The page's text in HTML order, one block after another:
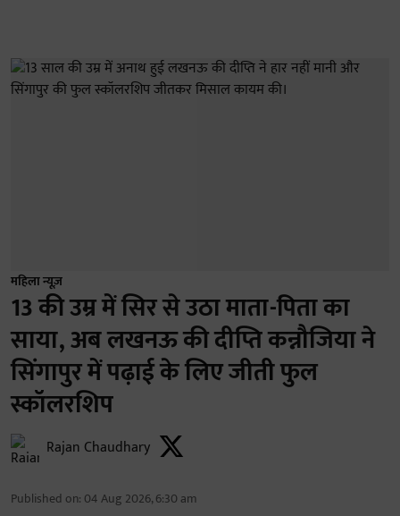
महिला न्यूज़
13 की उम्र में सिर से उठा माता-पिता का
साया, अब लखनऊ की दीप्ति कन्नौजिया ने
सिंगापुर में पढ़ाई के लिए जीती फुल
स्कॉलरशिप
Rajan Chaudhary
Published on: 04 Aug 2026, 6:30 am